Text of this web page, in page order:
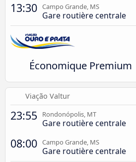
13:30 Campo Grande, MS
Gare routière centrale
Économique Premium
Viação Valtur
23:55 Rondonópolis, MT
Gare routière centrale
08:00 Campo Grande, MS
Gare routière centrale